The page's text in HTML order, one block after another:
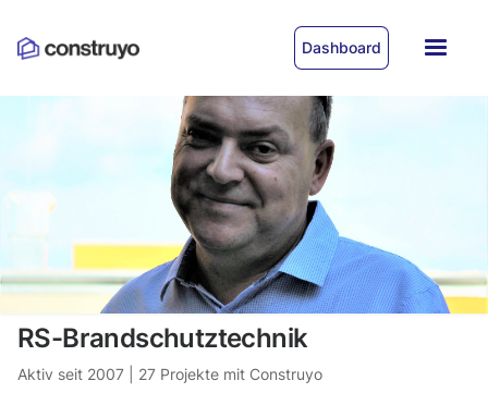
Dashboard
RS-Brandschutztechnik
Aktiv seit 2007 27 Projekte mit Construyo